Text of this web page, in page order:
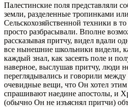
Палестинские поля представляли
земли, разделенные тропинками
Сельскохозяйственной техники в
просто разбрасывали. Вполне
рассказывая притчу, видел вдали
все нынешние школьники видели,
каждый знал, как засеять поле и
наверное, выслушав притчу, люди
переглядывались и говорили между
очевидные вещи, что Он хотел
спрашивают наедине апостолы, и
(обычно Он не изъяснял притчи)